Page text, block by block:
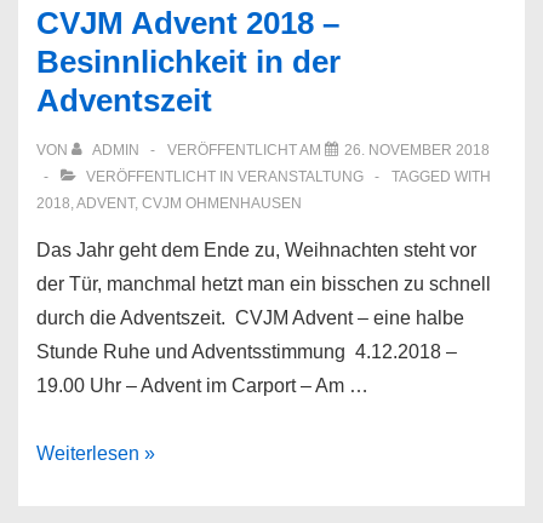
CVJM Advent 2018 –
Besinnlichkeit in der
Adventszeit
VON ADMIN VERÖFFENTLICHT AM
26. NOVEMBER 2018
VERÖFFENTLICHT IN VERANSTALTUNG
TAGGED WITH
2018,ADVENT, CVJM OHMENHAUSEN
Das Jahr geht dem Ende zu, Weihnachten steht vor
der Tür, manchmal hetzt man ein bisschen zu schnell
durch die Adventszeit. CVJM Advent – eine halbe
Stunde Ruhe und Adventsstimmung 4.12.2018 –
19.00 Uhr – Advent im Carport – Am …
CVJM
Weiterlesen »